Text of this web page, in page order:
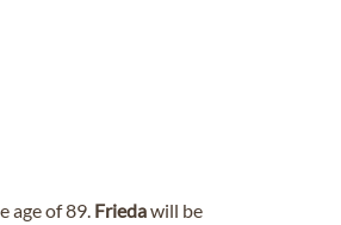
age of 89. Friedawill be